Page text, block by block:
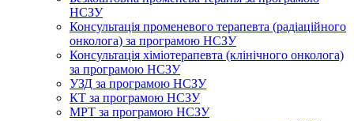
НСЗУ
Консультація променевого терапевта (радіаційного
онколога) за програмою НСЗУ
Консультація хіміотерапевта (клінічного онколога)
за програмою НСЗУ
УЗД за програмою НСЗУ
КТ за програмою НСЗУ
МРТ за програмою НСЗУ